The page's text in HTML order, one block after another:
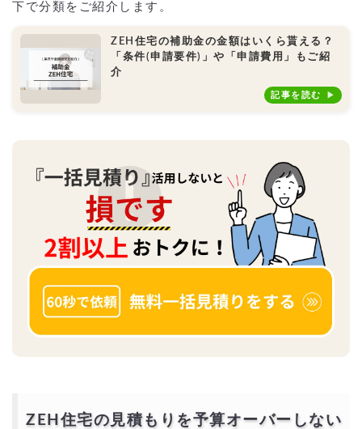
下で分類をご紹介します。
ZEH住宅の補助金の金額はいくら貰える？
「条件(申請要件)」や「申請費用」もご紹
介
記事を読む
ZEH住宅の見積もりを予算オーバーしない